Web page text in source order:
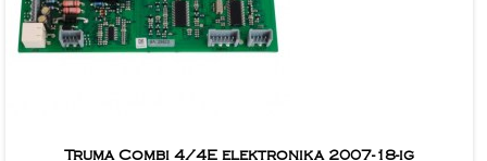
Truma Combi 4/4E elektronika 2007-18-ig